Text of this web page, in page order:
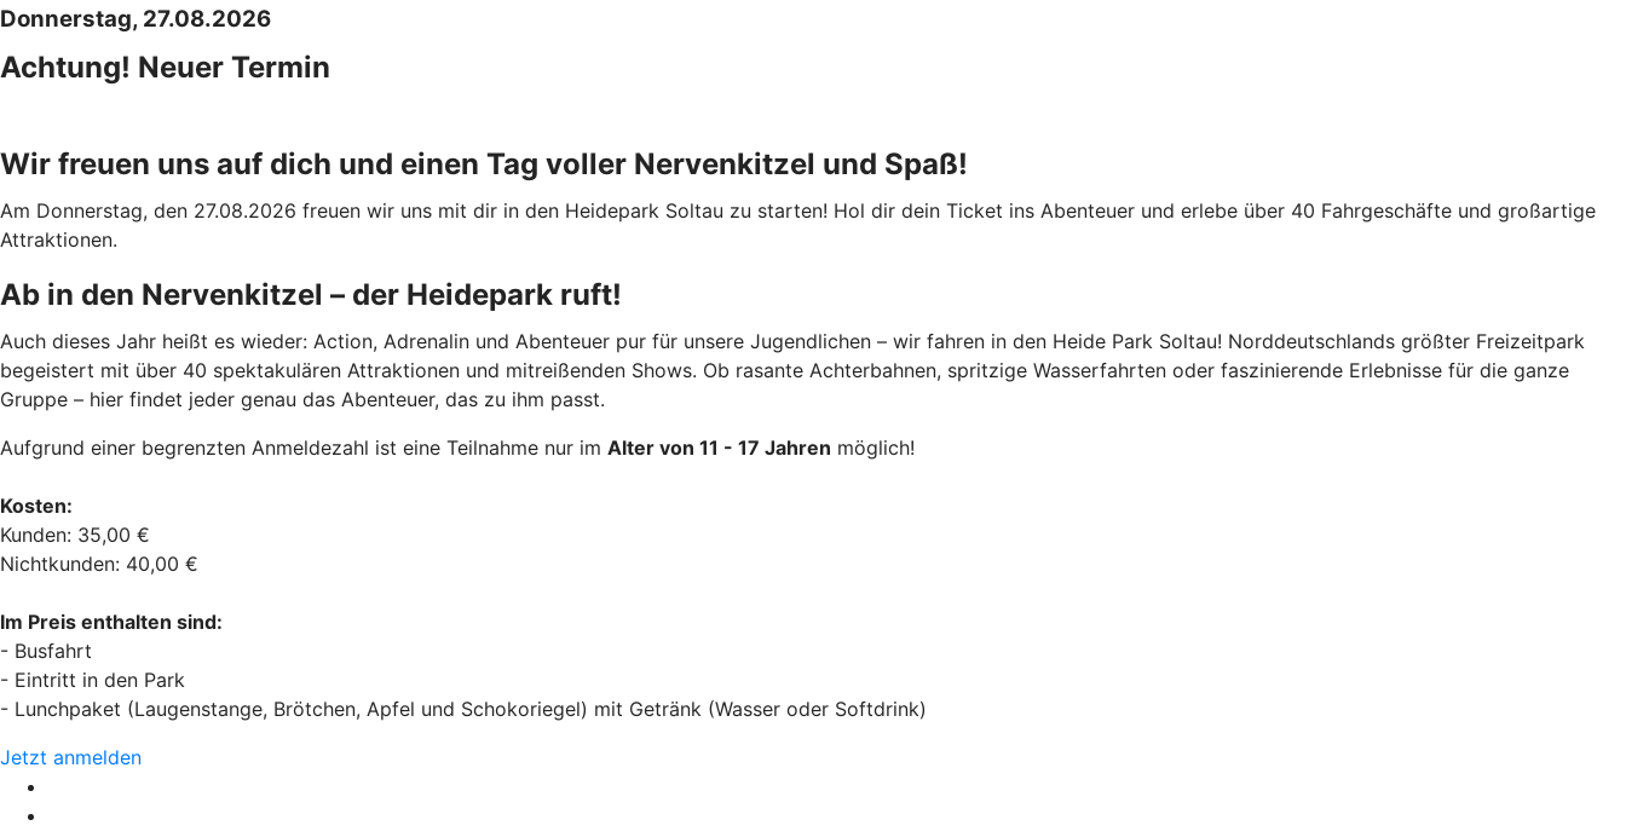
Donnerstag, 27.08.2026
Achtung! Neuer Termin
Wir freuen uns auf dich und einen Tag voller Nervenkitzel und Spaß!
Am Donnerstag, den 27.08.2026 freuen wir uns mit dir in den Heidepark Soltau zu starten! Hol dir dein Ticket ins Abenteuer und erlebe über 40 Fahrgeschäfte und großartige
Attraktionen.
Ab in den Nervenkitzel – der Heidepark ruft!
Auch dieses Jahr heißt es wieder: Action, Adrenalin und Abenteuer pur für unsere Jugendlichen – wir fahren in den Heide Park Soltau! Norddeutschlands größter Freizeitpark
begeistert mit über 40 spektakulären Attraktionen und mitreißenden Shows. Ob rasante Achterbahnen, spritzige Wasserfahrten oder faszinierende Erlebnisse für die ganze
Gruppe – hier findet jeder genau das Abenteuer, das zu ihm passt.
Aufgrund einer begrenzten Anmeldezahl ist eine Teilnahme nur im Alter von 11 - 17 Jahren möglich!
Kosten:
Kunden: 35,00 €
Nichtkunden: 40,00 €
Im Preis enthalten sind:
- Busfahrt
- Eintritt in den Park
- Lunchpaket (Laugenstange, Brötchen, Apfel und Schokoriegel) mit Getränk (Wasser oder Softdrink)
Jetzt anmelden